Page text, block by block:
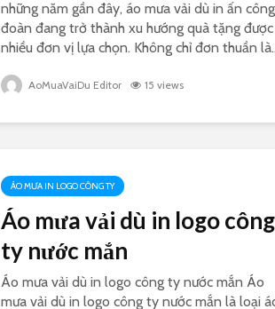
những năm gần đây, áo mưa vải dù in ấn công
đoàn đang trở thành xu hướng quà tặng được
nhiều đơn vị lựa chọn. Không chỉ đơn thuần
AoMuaVaiDu Editor 15 views
ÁO MƯA IN LOGO CÔNG TY
Áo mưa vải dù in logo công
ty nước mắn
Áo mưa vải dù in logo công ty nước mắn Áo
mưa vải dù in logo công ty nước mắn là loại